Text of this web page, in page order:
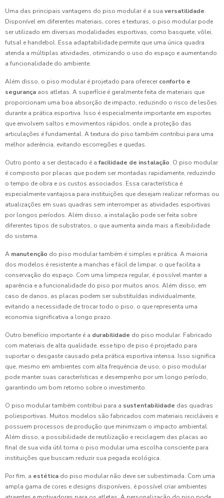
Uma das principais vantagens do piso modular é a sua versatilidade.
Disponível em diferentes materiais, cores e texturas, o piso modular pode
ser utilizado em diversas modalidades esportivas, como basquete, vôlei,
futsal e handebol. Essa adaptabilidade permite que uma única quadra
atenda a múltiplas atividades, otimizando o uso do espaço e aumentando
a funcionalidade do ambiente.
Além disso, o piso modular é projetado para oferecer conforto e
segurança aos atletas. A superfície é geralmente feita de materiais que
proporcionam uma boa absorção de impacto, reduzindo o risco de lesões
durante a prática esportiva. Isso é especialmente importante em esportes
que envolvem saltos e movimentos rápidos, onde a proteção das
articulações é fundamental. A textura do piso também contribui para uma
melhor aderência, evitando escorregões e quedas.
Outro ponto a ser destacado é a facilidade de instalação. O piso modular
é composto por placas que podem ser montadas rapidamente, reduzindo
o tempo de obra e os custos associados. Essa característica é
especialmente vantajosa para instituições que desejam realizar reformas ou
atualizações em suas quadras sem interromper as atividades esportivas
por longos períodos. Além disso, a instalação pode ser feita sobre
diferentes tipos de substratos, o que aumenta ainda mais a flexibilidade
do sistema.
A manutenção do piso modular também é simples e prática. A maioria
dos modelos é resistente a manchas e fácil de limpar, o que facilita a
conservação do espaço. Com uma limpeza regular, é possível manter a
aparência e a funcionalidade do piso por muitos anos. Além disso, em
caso de danos, as placas podem ser substituídas individualmente,
evitando a necessidade de trocar todo o piso, o que representa uma
economia significativa a longo prazo.
Outro benefício importante é a durabilidade do piso modular. Fabricado
com materiais de alta qualidade, esse tipo de piso é projetado para
suportar o desgaste causado pela prática esportiva intensa. Isso significa
que, mesmo em ambientes com alta frequência de uso, o piso modular
pode manter suas características e desempenho por um longo período,
garantindo um bom retorno sobre o investimento.
O piso modular também contribui para a sustentabilidade das quadras
poliesportivas. Muitos modelos são fabricados com materiais recicláveis e
possuem processos de produção que minimizam o impacto ambiental.
Além disso, a possibilidade de reutilização e reciclagem das placas ao
final de sua vida útil torna o piso modular uma escolha consciente para
instituições que buscam reduzir sua pegada ecológica.
Por fim, a estética do piso modular não deve ser subestimada. Com uma
ampla gama de cores e designs disponíveis, é possível criar ambientes